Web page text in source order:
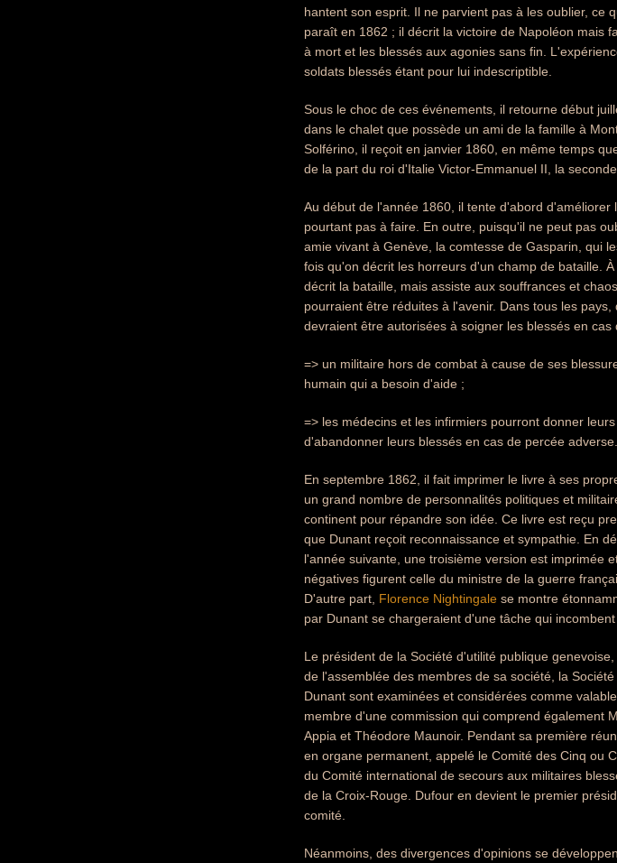
hantent son esprit. Il ne parvient pas à les oublier, ce
paraît en 1862 ; il décrit la victoire de Napoléon mais
à mort et les blessés aux agonies sans fin.
soldats blessés étant pour lui indescriptible.
Sous le choc de ces événements, il retourne début
dans le chalet que possède un ami de la famille à
Solférino, il reçoit en janvier 1860, en même temps
de la part du roi d'Italie Victor-Emmanuel II, la
Au début de l'année 1860, il tente d'abord
pourtant pas à faire. En outre, puisqu'il ne peut pas
amie vivant à Genève, la comtesse de Gasparin, qui
fois qu'on décrit les horreurs d'un champ de bataille.
décrit la bataille, mais assiste aux souffrances et
pourraient être réduites à l'avenir. Dans tous les
devraient être autorisées à soigner les blessés en cas
=> un militaire hors de combat à cause de ses
humain qui a besoin d'aide ;
=> les médecins et les infirmiers pourront donner
d'abandonner leurs blessés en cas de percée adverse.
En septembre 1862, il fait imprimer le livre à ses
un grand nombre de personnalités politiques et
continent pour répandre son idée. Ce livre est reçu
que Dunant reçoit reconnaissance et sympathie. En
l'année suivante, une troisième version est imprimée
négatives figurent celle du ministre de la guerre
D'autre part, Florence Nightingale se montre
par Dunant se chargeraient d'une tâche qui
Le président de la Société d'utilité publique
de l'assemblée des membres de sa société, la
Dunant sont examinées et considérées comme
membre d'une commission qui comprend également
Appia et Théodore Maunoir. Pendant sa première
en organe permanent, appelé le Comité des Cinq ou
du Comité international de secours aux militaires
de la Croix-Rouge. Dufour en devient le premier
comité.
Néanmoins, des divergences d'opinions se